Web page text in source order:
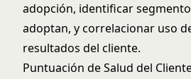
adopción, identificar
adoptan, y correlacionar uso
resultados del cliente.
Puntuación de Salud del